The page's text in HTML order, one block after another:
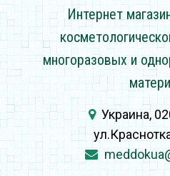
Интернет
многоразовых и
Украина,